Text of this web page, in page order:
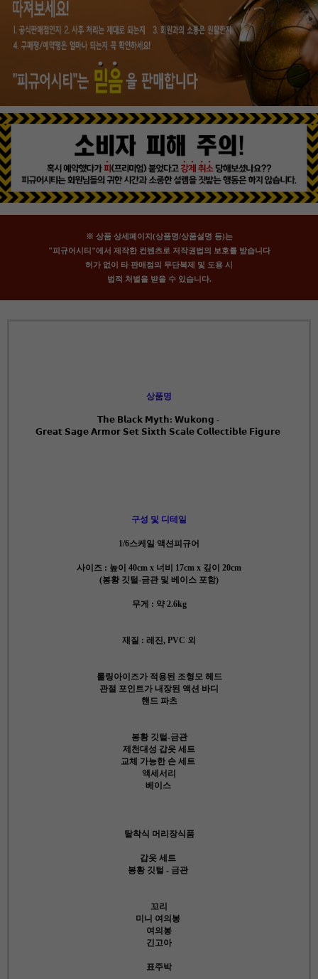
※ 상품 상세페이지(상품명/상품설명 등)는
"피규어시티"에서 제작한 컨텐츠로 저작권법의 보호를 받습니다
허가 없이 타 판매점의 무단복제 및 도용 시
법적 처벌을 받을 수 있습니다.
상품명
𝗧𝗵𝗲 𝗕𝗹𝗮𝗰𝗸 𝗠𝘆𝘁𝗵: 𝗪𝘂𝗸𝗼𝗻𝗴 -
𝗚𝗿𝗲𝗮𝘁 𝗦𝗮𝗴𝗲 𝗔𝗿𝗺𝗼𝗿 𝗦𝗲𝘁 𝗦𝗶𝘅𝘁𝗵 𝗦𝗰𝗮𝗹𝗲 𝗖𝗼𝗹𝗹𝗲𝗰𝘁𝗶𝗯𝗹𝗲 𝗙𝗶𝗴𝘂𝗿𝗲
구성 및 디테일
1/6스케일 액션피규어
사이즈 : 높이 40cm x 너비 17cm x 깊이 20cm
(봉황 깃털-금관 및 베이스 포함)
무게 : 약 2.6kg
재질 : 레진, PVC 외
롤링아이즈가 적용된 조형모 헤드
관절 포인트가 내장된 액션 바디
핸드 파츠
봉황 깃털-금관
제천대성 갑옷 세트
교체 가능한 손 세트
액세서리
베이스
탈착식 머리장식품
갑옷 세트
봉황 깃털 - 금관
꼬리
미니 여의봉
여의봉
긴고아
표주박